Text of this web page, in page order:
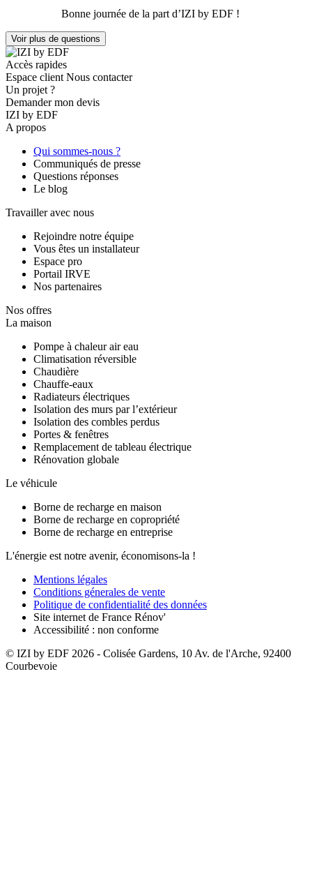
Bonne journée de la part d’IZI by EDF !
Voir plus de questions
Accès rapides
Espace client Nous contacter
Un projet ?
Demander mon devis
IZI by EDF
A propos
Qui sommes-nous ?
Communiqués de presse
Questions réponses
Le blog
Travailler avec nous
Rejoindre notre équipe
Vous êtes un installateur
Espace pro
Portail IRVE
Nos partenaires
Nos offres
La maison
Pompe à chaleur air eau
Climatisation réversible
Chaudière
Chauffe-eaux
Radiateurs électriques
Isolation des murs par l’extérieur
Isolation des combles perdus
Portes & fenêtres
Remplacement de tableau électrique
Rénovation globale
Le véhicule
Borne de recharge en maison
Borne de recharge en copropriété
Borne de recharge en entreprise
L'énergie est notre avenir, économisons-la !
Mentions légales
Conditions génerales de vente
Politique de confidentialité des données
Site internet de France Rénov'
Accessibilité : non conforme
© IZI by EDF 2026 - Colisée Gardens, 10 Av. de l'Arche, 92400
Courbevoie